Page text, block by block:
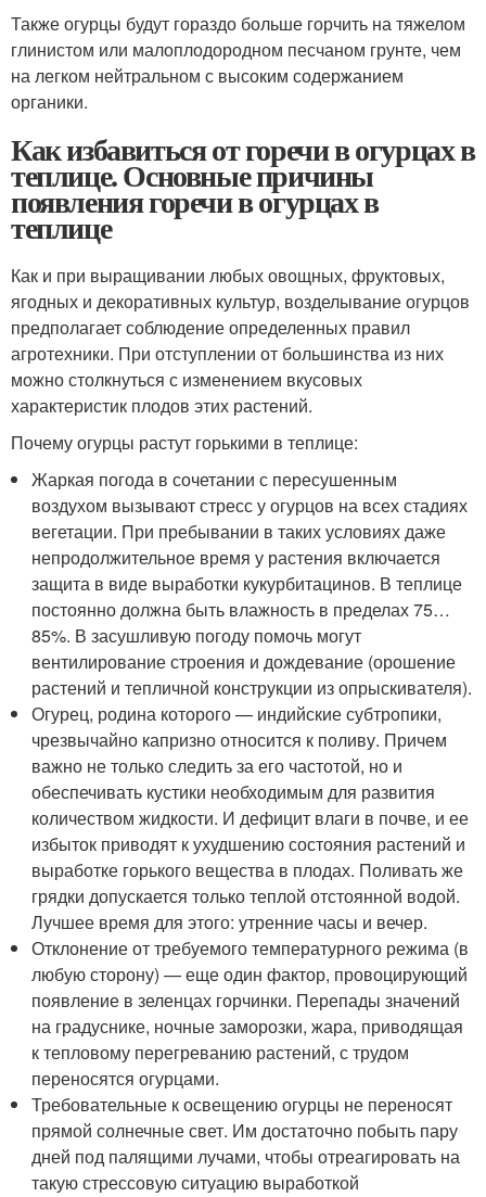
Также огурцы будут гораздо больше горчить на тяжелом
глинистом или малоплодородном песчаном грунте, чем
на легком нейтральном с высоким содержанием
органики.
Как избавиться от горечи в огурцах в
теплице. Основные причины
появления горечи в огурцах в
теплице
Как и при выращивании любых овощных, фруктовых,
ягодных и декоративных культур, возделывание огурцов
предполагает соблюдение определенных правил
агротехники. При отступлении от большинства из них
можно столкнуться с изменением вкусовых
характеристик плодов этих растений.
Почему огурцы растут горькими в теплице:
Жаркая погода в сочетании с пересушенным
воздухом вызывают стресс у огурцов на всех стадиях
вегетации. При пребывании в таких условиях даже
непродолжительное время у растения включается
защита в виде выработки кукурбитацинов. В теплице
постоянно должна быть влажность в пределах 75…
85%. В засушливую погоду помочь могут
вентилирование строения и дождевание (орошение
растений и тепличной конструкции из опрыскивателя).
Огурец, родина которого — индийские субтропики,
чрезвычайно капризно относится к поливу. Причем
важно не только следить за его частотой, но и
обеспечивать кустики необходимым для развития
количеством жидкости. И дефицит влаги в почве, и ее
избыток приводят к ухудшению состояния растений и
выработке горького вещества в плодах. Поливать же
грядки допускается только теплой отстоянной водой.
Лучшее время для этого: утренние часы и вечер.
Отклонение от требуемого температурного режима (в
любую сторону) — еще один фактор, провоцирующий
появление в зеленцах горчинки. Перепады значений
на градуснике, ночные заморозки, жара, приводящая
к тепловому перегреванию растений, с трудом
переносятся огурцами.
Требовательные к освещению огурцы не переносят
прямой солнечные свет. Им достаточно побыть пару
дней под палящими лучами, чтобы отреагировать на
такую стрессовую ситуацию выработкой